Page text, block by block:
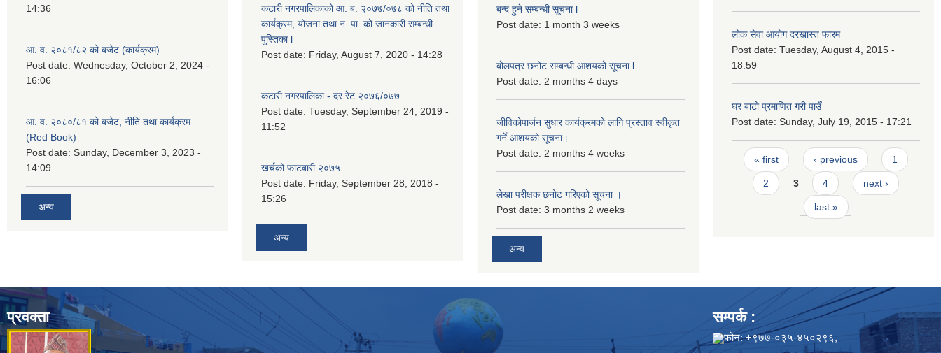
14:36
आ. व. २०८१/८२ को बजेट (कार्यक्रम)
Post date: Wednesday, October 2, 2024 -
16:06
आ. व. २०८०/८१ को बजेट, नीति तथा कार्यक्रम
(Red Book)
Post date: Sunday, December 3, 2023 -
14:09
अन्य
कटारी नगरपालिकाको आ. ब. २०७७/०७८ को नीति तथा
कार्यक्रम, योजना तथा न. पा. को जानकारी सम्बन्धी
पुस्तिका l
Post date: Friday, August 7, 2020 - 14:28
कटारी नगरपालिका - दर रेट २०७६/०७७
Post date: Tuesday, September 24, 2019 -
11:52
खर्चको फाटबारी २०७५
Post date: Friday, September 28, 2018 -
15:26
अन्य
बन्द हुने सम्बन्धी सूचना l
Post date: 1 month 3 weeks
बोलपत्र छनोट सम्बन्धी आशयको सूचना l
Post date: 2 months 4 days
जीविकोपार्जन सुधार कार्यक्रमको लागि प्रस्ताव स्वीकृत
गर्ने आशयको सूचना।
Post date: 2 months 4 weeks
लेखा परीक्षक छनोट गरिएको सूचना ।
Post date: 3 months 2 weeks
अन्य
लोक सेवा आयोग दरखास्त फारम
Post date: Tuesday, August 4, 2015 -
18:59
घर बाटो प्रमाणित गरी पाउँ
Post date: Sunday, July 19, 2015 - 17:21
Pages
« first ‹ previous 1
2 3 4 next ›
last »
प्रवक्ता सम्पर्क :
फोन: +९७७-०३५-४५०२९६,